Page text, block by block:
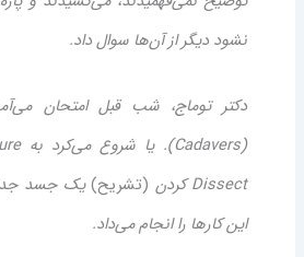
نشود دیگر از آن‌ها سوال داد.
دکتر توماج، شب قبل امتحان
(Cadavers). یا شروع می‌کرد به Suture زدن
Dissect کردن
(تشریح)یک جسد
این کارها را انجام می‌داد.